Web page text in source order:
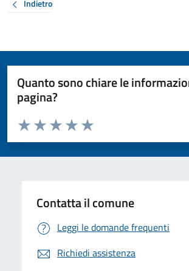
Indietro
Quanto sono chiare le
pagina?
Valuta da 1 a 5 stelle la pagina
Valuta 5 stelle su 5
Valuta 4 stelle su 5
Valuta 3 stelle su 5
Valuta 2 stelle su 5
Valuta 1 stelle su 5
Contatta il comune
Leggi le domande frequenti
Richiedi assistenza